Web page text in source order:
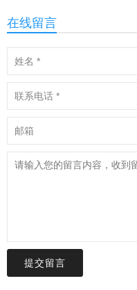
在线留言
提交留言